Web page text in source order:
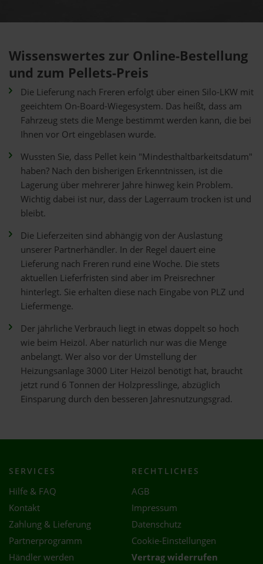
Wissenswertes zur Online-Bestellung
und zum Pellets-Preis
Die Lieferung nach Freren erfolgt über einen Silo-LKW mit
geeichtem On-Board-Wiegesystem. Das heißt, dass am
Fahrzeug stets die Menge bestimmt werden kann, die bei
Ihnen vor Ort eingeblasen wurde.
Wussten Sie, dass Pellet kein "Mindesthaltbarkeitsdatum"
haben? Nach den bisherigen Erkenntnissen, ist die
Lagerung über mehrerer Jahre hinweg kein Problem.
Wichtig dabei ist nur, dass der Lagerraum trocken ist und
bleibt.
Die Lieferzeiten sind abhängig von der Auslastung
unserer Partnerhändler. In der Regel dauert eine
Lieferung nach Freren rund eine Woche. Die stets
aktuellen Lieferfristen sind aber im Preisrechner
hinterlegt. Sie erhalten diese nach Eingabe von PLZ und
Liefermenge.
Der jährliche Verbrauch liegt in etwas doppelt so hoch
wie beim Heizöl. Aber natürlich nur was die Menge
anbelangt. Wer also vor der Umstellung der
Heizungsanlage 3000 Liter Heizöl benötigt hat, braucht
jetzt rund 6 Tonnen der Holzpresslinge, abzüglich
Einsparung durch den besseren Jahresnutzungsgrad.
SERVICES
Hilfe & FAQ
Kontakt
Zahlung & Lieferung
Partnerprogramm
Händler werden
RECHTLICHES
AGB
Impressum
Datenschutz
Cookie-Einstellungen
Vertrag widerrufen